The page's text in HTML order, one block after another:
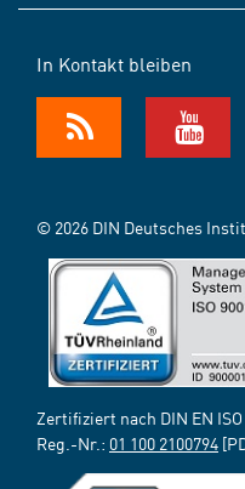
In Kontakt bleiben
© 2026 DIN Deutsches
Zertifiziert nach DIN EN
Reg.-Nr.: 01 100 2100794